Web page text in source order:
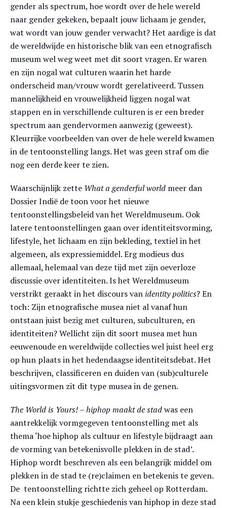
gender als spectrum, hoe wordt over de hele wereld
naar gender gekeken, bepaalt jouw lichaam je gender,
wat wordt van jouw gender verwacht? Het aardige is dat
de wereldwijde en historische blik van een etnografisch
museum wel weg weet met dit soort vragen. Er waren
en zijn nogal wat culturen waarin het harde
onderscheid man/vrouw wordt gerelativeerd. Tussen
mannelijkheid en vrouwelijkheid liggen nogal wat
stappen en in verschillende culturen is er een breder
spectrum aan gendervormen aanwezig (geweest).
Kleurrijke voorbeelden van over de hele wereld kwamen
in de tentoonstelling langs. Het was geen straf om die
nog een derde keer te zien.
Waarschijnlijk zette What a genderful world meer dan
Dossier Indië de toon voor het nieuwe
tentoonstellingsbeleid van het Wereldmuseum. Ook
latere tentoonstellingen gaan over identiteitsvorming,
lifestyle, het lichaam en zijn bekleding, textiel in het
algemeen, als expressiemiddel. Erg modieus dus
allemaal, helemaal van deze tijd met zijn oeverloze
discussie over identiteiten. Is het Wereldmuseum
verstrikt geraakt in het discours van identity politics? En
toch: Zijn etnografische musea niet al vanaf hun
ontstaan juist bezig met culturen, subculturen, en
identiteiten? Wellicht zijn dit soort musea met hun
eeuwenoude en wereldwijde collecties wel juist heel erg
op hun plaats in het hedendaagse identiteitsdebat. Het
beschrijven, classificeren en duiden van (sub)culturele
uitingsvormen zit dit type musea in de genen.
The World is Yours! – hiphop maakt de stadwas een
aantrekkelijk vormgegeven tentoonstelling met als
thema ‘hoe hiphop als cultuur en lifestyle bijdraagt aan
de vorming van betekenisvolle plekken in de stad’.
Hiphop wordt beschreven als een belangrijk middel om
plekken in de stad te (re)claimen en betekenis te geven.
De tentoonstelling richtte zich geheel op Rotterdam.
Na een klein stukje geschiedenis van hiphop in deze stad